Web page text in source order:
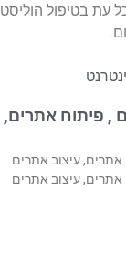
עת בטיפול
, פיתוח אתרים,
אתרים, עיצוב אתרים
אתרים, עיצוב אתרים